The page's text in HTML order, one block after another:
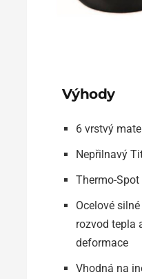
Výhody
6 vrstvý
Nepřilnavý
Thermo-Spot
Ocelové
rozvod tepla
deformace
Vhodná na